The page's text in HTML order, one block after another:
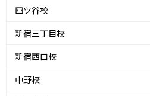
四ツ谷校
新宿三丁目校
新宿西口校
中野校